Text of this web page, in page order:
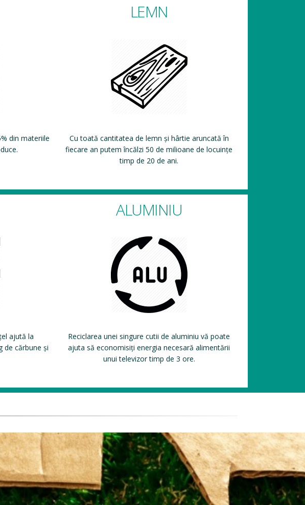
din materiile
LEMN
Cu toată cantitatea de lemn și hârtie aruncată în
fiecare an putem încălzi 50 de milioane de locuințe
timp de 20 de ani.
ajută la
de cărbune și
ALUMINIU
Reciclarea unei singure cutii de aluminiu vă poate
ajuta să economisiți energia necesară alimentării
unui televizor timp de 3 ore.